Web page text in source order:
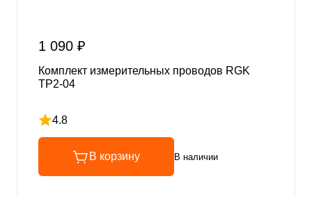
1 090 ₽
Комплект измерительных проводов RGK
TP2-04
4.8
Рейтинг 4.8 из 5
В корзину В наличии